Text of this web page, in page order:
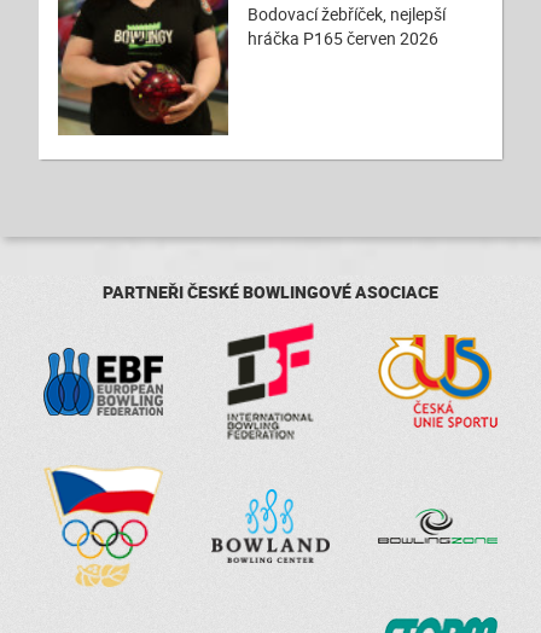
Bodovací žebříček, nejlepší
hráčka P165 červen 2026
PARTNEŘI ČESKÉ BOWLINGOVÉ ASOCIACE